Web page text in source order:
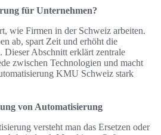
für Unternehmen?
wie Firmen in der Schweiz arbeiten.
ab, spart Zeit und erhöht die
Abschnitt erklärt zentrale
zwischen Technologien und macht
KMU Schweiz stark
von Automatisierung
versteht man das Ersetzen oder